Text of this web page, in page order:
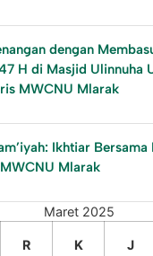
dengan
H di Masjid Ulinnuha
MWCNU Mlarak
Ikhtiar Bersama
Mlarak
Maret 2025
R K J